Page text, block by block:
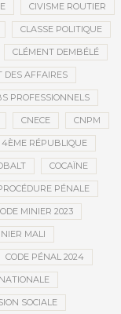
CIVISME ROUTIER
CLASSE POLITIQUE
CLÉMENT DEMBÉLÉ
DES AFFAIRES
PROFESSIONNELS
CNECE CNPM
4ÈME RÉPUBLIQUE
COCAÏNE
PÉNALE
MINIER 2023
MALI
CODE PÉNAL 2024
SOCIALE